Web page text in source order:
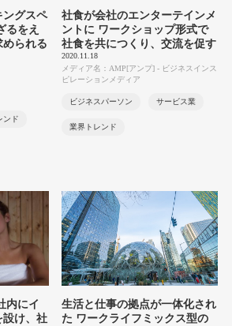
ングスペ
るをえ
られる
ンド
社食が会社のエンターテインメ
ントに ワークショップ形式で
社食を共につくり、交流を促す
2020.11.18
メディア名：AMP[アンプ] - ビジネスインス
ピレーションメディア
ビジネスパーソン サービス業
業界トレンド
内にイ
設け、社
生活と仕事の拠点が一体化され
た ワークライフミックス型の